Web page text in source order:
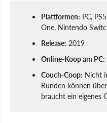
Plattformen: PC,
One, Nintendo
Release: 2019
Online-Koop am PC:
Couch-Coop: Nicht
Runden können
braucht ein eigenes